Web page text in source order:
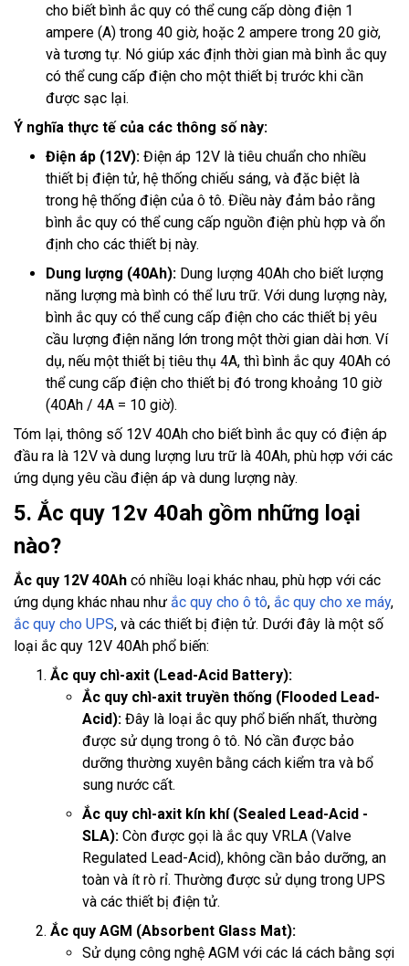
cho biết bình ắc quy có thể cung cấp dòng điện 1
ampere (A) trong 40 giờ, hoặc 2 ampere trong 20 giờ,
và tương tự. Nó giúp xác định thời gian mà bình ắc quy
có thể cung cấp điện cho một thiết bị trước khi cần
được sạc lại.
Ý nghĩa thực tế của các thông số này:
Điện áp (12V): Điện áp 12V là tiêu chuẩn cho nhiều
thiết bị điện tử, hệ thống chiếu sáng, và đặc biệt là
trong hệ thống điện của ô tô. Điều này đảm bảo rằng
bình ắc quy có thể cung cấp nguồn điện phù hợp và ổn
định cho các thiết bị này.
Dung lượng (40Ah): Dung lượng 40Ah cho biết lượng
năng lượng mà bình có thể lưu trữ. Với dung lượng này,
bình ắc quy có thể cung cấp điện cho các thiết bị yêu
cầu lượng điện năng lớn trong một thời gian dài hơn. Ví
dụ, nếu một thiết bị tiêu thụ 4A, thì bình ắc quy 40Ah có
thể cung cấp điện cho thiết bị đó trong khoảng 10 giờ
(40Ah / 4A = 10 giờ).
Tóm lại, thông số 12V 40Ah cho biết bình ắc quy có điện áp
đầu ra là 12V và dung lượng lưu trữ là 40Ah, phù hợp với các
ứng dụng yêu cầu điện áp và dung lượng này.
5. Ắc quy 12v 40ah gồm những loại
nào?
Ắc quy 12V 40Ah có nhiều loại khác nhau, phù hợp với các
ứng dụng khác nhau như ắc quy cho ô tô, ắc quy cho xe máy,
ắc quy cho UPS, và các thiết bị điện tử. Dưới đây là một số
loại ắc quy 12V 40Ah phổ biến:
Ắc quy chì-axit (Lead-Acid Battery):
Ắc quy chì-axit truyền thống (Flooded Lead-
Acid): Đây là loại ắc quy phổ biến nhất, thường
được sử dụng trong ô tô. Nó cần được bảo
dưỡng thường xuyên bằng cách kiểm tra và bổ
sung nước cất.
Ắc quy chì-axit kín khí (Sealed Lead-Acid -
SLA): Còn được gọi là ắc quy VRLA (Valve
Regulated Lead-Acid), không cần bảo dưỡng, an
toàn và ít rò rỉ. Thường được sử dụng trong UPS
và các thiết bị điện tử.
Ắc quy AGM (Absorbent Glass Mat):
Sử dụng công nghệ AGM với các lá cách bằng sợi